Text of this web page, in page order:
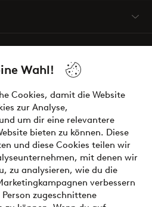
Wahl!
Cookies, damit die Website
zur Analyse,
um dir eine relevantere
bieten zu können. Diese
und diese Cookies teilen wir
mit denen wir
zu analysieren, wie du die
verbessern
zugeschnittene
bezahlen oder aufteilen
mehr über unsere
erfahren?